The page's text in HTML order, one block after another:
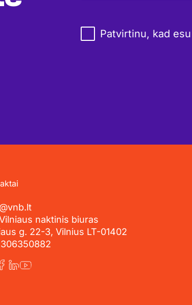
Patvirtinu, kad
naktinis biuras
g. 22-3, Vilnius LT-01402